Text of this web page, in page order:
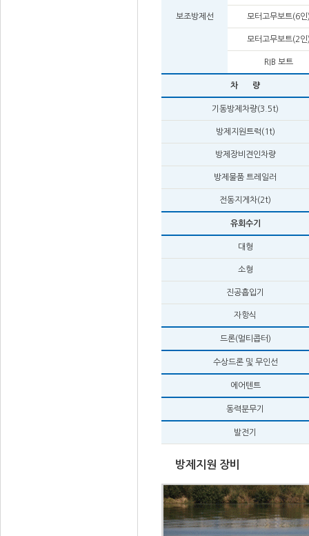
보조방제선 모터고무보트(6인
모터고무보트(2인
RIB 보트
차 량
기동방제차량(3.5t)
방제지원트럭(1t)
방제장비견인차량
방제물품 트레일러
전동지게차(2t)
유회수기
대형
소형
진공흡입기
자항식
드론(멀티콥터)
수상드론 및 무인선
에어텐트
동력분무기
발전기
방제지원 장비